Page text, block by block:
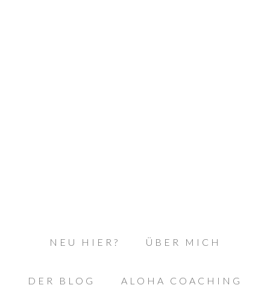
NEU HIER? ÜBER MICH
DER BLOG ALOHA COACHING